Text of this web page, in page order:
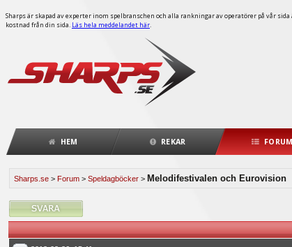
Sharps är skapad av experter inom spelbranschen och alla rankningar av operatörer på vår
kostnad från din sida. Läs hela meddelandet här.
HEM REKAR FORUM
Sharps.se > Forum > Speldagböcker > Melodifestivalen och Eurovision